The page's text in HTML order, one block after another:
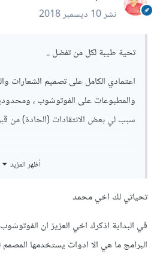
نشر10 ديسمبر 2018
تحية طيبة لكل من تفضل ..
اعتمادي الكامل على تصميم الشعارات
والمطبوعات على الفوتوشوب ،
سبب لي بعض الانتقادات (الحادة) من
الإلستريتور ؟ وهل بالرغم من دقة العمل
أظهر المزيد
تحياتي لك اخي محمد
في البداية اذكرك اخي العزيز ان
البرامج ما هي الا ادوات يستخدمها المصمم